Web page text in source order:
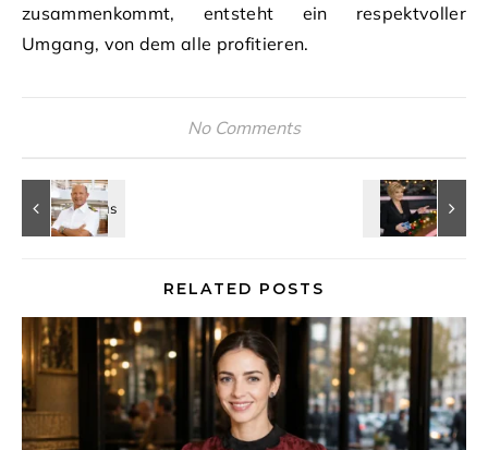
zusammenkommt, entsteht ein respektvoller
Umgang, von dem alle profitieren.
No Comments
RELATED POSTS